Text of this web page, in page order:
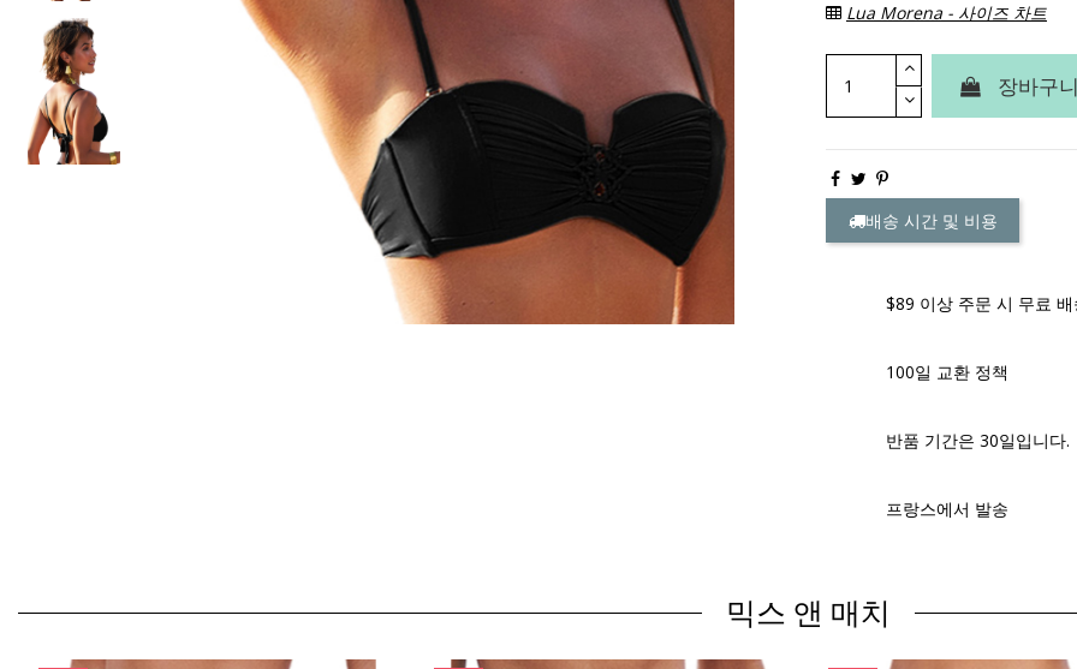
Lua Morena - 사이즈 차트
장바구
배송 시간 및 비용
$89 이상 주문 시 무료
100일 교환 정책
반품 기간은 30일입니다.
프랑스에서 발송
믹스 앤 매치